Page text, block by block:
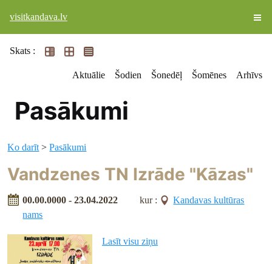
visitkandava.lv
Skats :
Aktuālie Šodien Šonedēļ Šomēnes Arhīvs
Pasākumi
Ko darīt >Pasākumi
Vandzenes TN Izrāde "Kāzas"
00.00.0000 - 23.04.2022 kur :
Kandavas kultūras
nams
Lasīt visu ziņu